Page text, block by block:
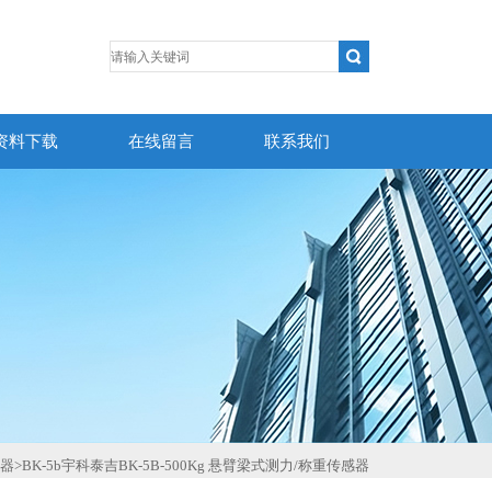
料下载 在线留言 联系我们
>BK-5b宇科泰吉BK-5B-500Kg 悬臂梁式测力/称重传感器